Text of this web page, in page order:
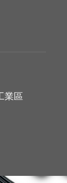
業區